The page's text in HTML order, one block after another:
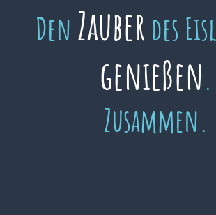
Den Zauber des
genießen.
Zusammen.